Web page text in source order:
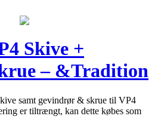
Skive +
– &Tradition
samt gevindrør & skrue til VP4
er tiltrængt, kan dette købes som